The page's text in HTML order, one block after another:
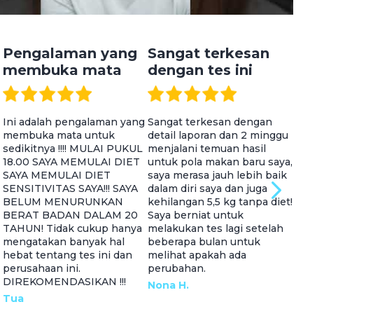
Pengalaman yang
membuka mata
Ini adalah pengalaman yang
membuka mata untuk
sedikitnya !!!! MULAI PUKUL
18.00 SAYA MEMULAI DIET
SAYA MEMULAI DIET
SENSITIVITAS SAYA!!! SAYA
BELUM MENURUNKAN
BERAT BADAN DALAM 20
TAHUN! Tidak cukup hanya
mengatakan banyak hal
hebat tentang tes ini dan
perusahaan ini.
DIREKOMENDASIKAN !!!
Tua
Sangat terkesan
dengan tes ini
Sangat terkesan dengan
detail laporan dan 2 minggu
menjalani temuan hasil
untuk pola makan baru saya,
saya merasa jauh lebih baik
dalam diri saya dan juga
kehilangan 5,5 kg tanpa diet!
Saya berniat untuk
melakukan tes lagi setelah
beberapa bulan untuk
melihat apakah ada
perubahan.
Nona H.